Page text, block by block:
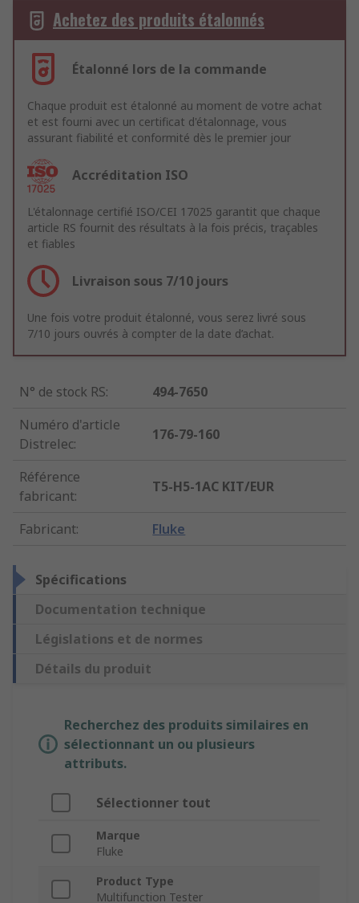
Achetez des produits étalonnés
Étalonné lors de la commande
Chaque produit est étalonné au moment de votre achat
et est fourni avec un certificat d'étalonnage, vous
assurant fiabilité et conformité dès le premier jour
Accréditation ISO
L'étalonnage certifié ISO/CEI 17025 garantit que chaque
article RS fournit des résultats à la fois précis, traçables
et fiables
Livraison sous 7/10 jours
Une fois votre produit étalonné, vous serez livré sous
7/10 jours ouvrés à compter de la date d’achat.
N° de stock RS:
494-7650
Numéro d'article
Distrelec:
176-79-160
Référence
fabricant:
T5-H5-1AC KIT/EUR
Fabricant: Fluke
Spécifications
Documentation technique
Législations et de normes
Détails du produit
Recherchez des produits similaires en
sélectionnant un ou plusieurs
attributs.
Sélectionner tout
Marque
Fluke
Product Type
Multifunction Tester